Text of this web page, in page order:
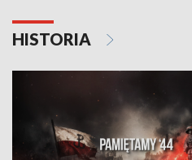
HISTORIA